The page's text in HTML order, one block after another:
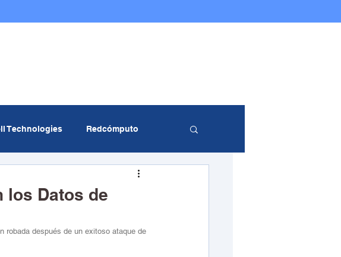
Technologies Redcómputo
Eventos Redcómputo
los Datos de
robada después de un exitoso ataque de